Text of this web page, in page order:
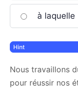
à laquelle
Nous travaillons
pour réussir nos